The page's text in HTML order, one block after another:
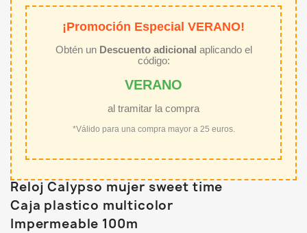
¡Promoción Especial VERANO!
Obtén un Descuento adicional aplicando el
código:
VERANO
al tramitar la compra
*Válido para una compra mayor a 25 euros.
Reloj Calypso mujer sweet time
Caja plastico multicolor
Impermeable 100m